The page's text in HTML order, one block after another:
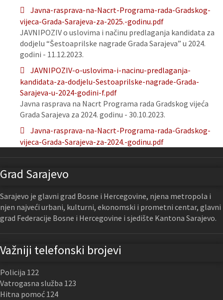
Javna-rasprava-na-Nacrt-Programa-rada-Gradskog-
vijeca-Grada-Sarajeva-za-2025.-godinu.pdf
JAVNIPOZIV o uslovima i načinu predlaganja kandidata za
dodjelu “Šestoaprilske nagrade Grada Sarajeva” u 2024.
godini - 11.12.2023.
JAVNIPOZIV-o-uslovima-i-nacinu-predlaganja-
kandidata-za-dodjelu-Sestoaprilske-nagrade-Grada-
Sarajeva-u-2024-godini-f.pdf
Javna rasprava na Nacrt Programa rada Gradskog vijeća
Grada Sarajeva za 2024. godinu - 30.10.2023.
Javna-rasprava-na-Nacrt-Programa-rada-Gradskog-
vijeca-Grada-Sarajeva-za-2024.-godinu.pdf
Grad Sarajevo
Sarajevo je glavni grad Bosne i Hercegovine, njena metropola i
njen najveći urbani, kulturni, ekonomski i prometni centar, glavni
grad Federacije Bosne i Hercegovine i sjedište Kantona Sarajevo.
Važniji telefonski brojevi
Policija 122
Vatrogasna služba 123
Hitna pomoć 124